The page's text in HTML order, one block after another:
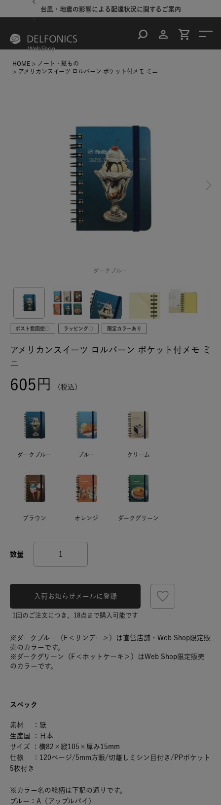
台風・地震の影響による配達状況に関するご案内
HOME
ノート・紙もの
アメリカンスイーツ ロルバーン ポケット付メモ ミニ
ダークブルー
ポスト投函便○ ラッピング○ 限定カラーあり
アメリカンスイーツ ロルバーン ポケット付メモ ミ
ニ
605 税込
ダークブルー ブルー クリーム
ブラウン オレンジ ダークグリーン
入荷お知らせメールに登録
1回のご注文につき、18点まで購入可能です
※ダークブルー（E＜サンデー＞）は直営店舗・Web Shop限定販
売のカラーです。
※ダークグリーン（F＜ホットケーキ＞）はWeb Shop限定販売
のカラーです。
スペック
素材 ：紙
生産国 ：日本
サイズ ：横82×縦105×厚み15mm
仕様 ：120ページ/5mm方眼/切離しミシン目付き/PPポケット
5枚付き
※カラー名の絵柄は下記の通りです。
ブルー：A（アップルパイ）